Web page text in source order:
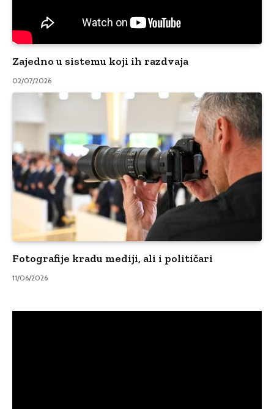
Zajedno u sistemu koji ih razdvaja
02/07/2026
Fotografije kradu mediji, ali i političari
11/06/2026